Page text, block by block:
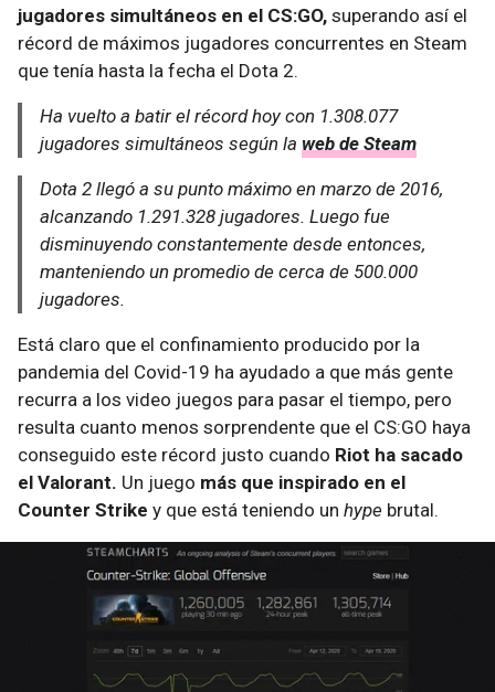
jugadores simultáneos en el CS:GO, superando así el
récord de máximos jugadores concurrentes en Steam
que tenía hasta la fecha el Dota 2.
Ha vuelto a batir el récord hoy con 1.308.077
jugadores simultáneos según la web de Steam
Dota 2 llegó a su punto máximo en marzo de 2016,
alcanzando 1.291.328 jugadores. Luego fue
disminuyendo constantemente desde entonces,
manteniendo un promedio de cerca de 500.000
jugadores.
Está claro que el confinamiento producido por la
pandemia del Covid-19 ha ayudado a que más gente
recurra a los video juegos para pasar el tiempo, pero
resulta cuanto menos sorprendente que el CS:GO haya
conseguido este récord justo cuando Riot ha sacado
el Valorant. Un juego más que inspirado en el
Counter Strike y que está teniendo un hype brutal.